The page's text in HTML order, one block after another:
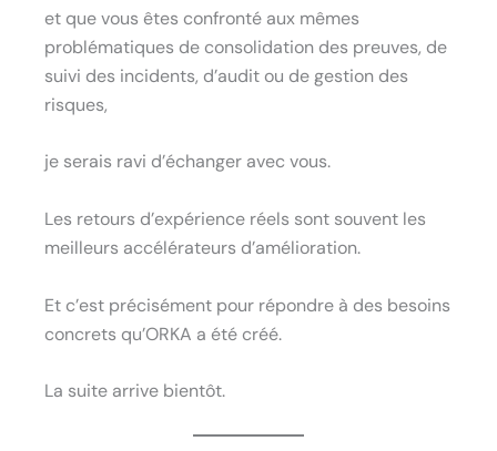
et que vous êtes confronté aux mêmes
problématiques de consolidation des preuves, de
suivi des incidents, d’audit ou de gestion des
risques,
je serais ravi d’échanger avec vous.
Les retours d’expérience réels sont souvent les
meilleurs accélérateurs d’amélioration.
Et c’est précisément pour répondre à des besoins
concrets qu’ORKA a été créé.
La suite arrive bientôt.